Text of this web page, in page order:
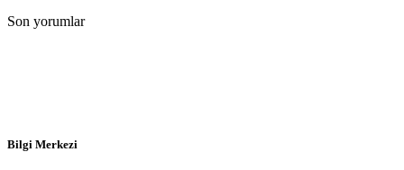
Son yorumlar
Bilgi Merkezi